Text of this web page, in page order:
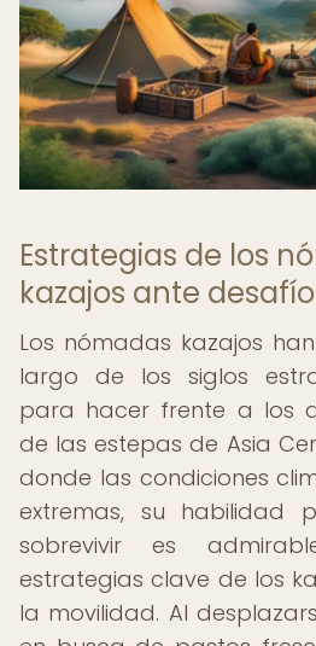
Estrategias de los
kazajos ante
Los nómadas kazajos
largo de los siglos
para hacer frente a los
de las estepas de Asia
donde las condiciones
extremas, su habilidad
sobrevivir es
estrategias clave de los
la movilidad. Al